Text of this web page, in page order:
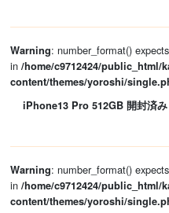
Warning: number_format()
in /home/c9712424/
content/themes/yoroshi/
iPhone13 Pro 512GB 開封済み
Warning: number_format()
in /home/c9712424/
content/themes/yoroshi/